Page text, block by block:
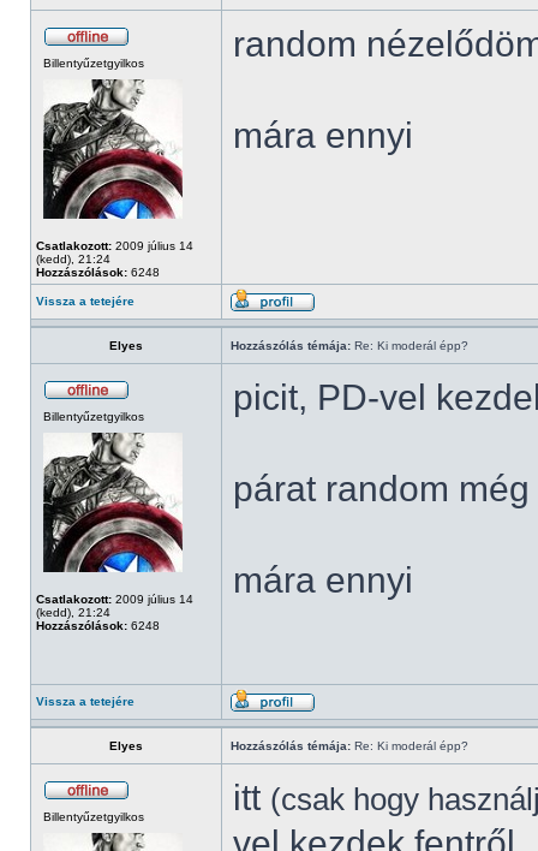
Billentyűzetgyilkos
Csatlakozott: 2009 július 14
(kedd), 21:24
Hozzászólások: 6248
random
mára ennyi
Vissza a tetejére
Elyes Hozzászólás témája: Re: Ki moderál épp?
Billentyűzetgyilkos
Csatlakozott: 2009 július 14
(kedd), 21:24
Hozzászólások: 6248
picit, PD-vel
párat random
mára ennyi
Vissza a tetejére
Elyes Hozzászólás témája: Re: Ki moderál épp?
Billentyűzetgyilkos itt (csak hogy